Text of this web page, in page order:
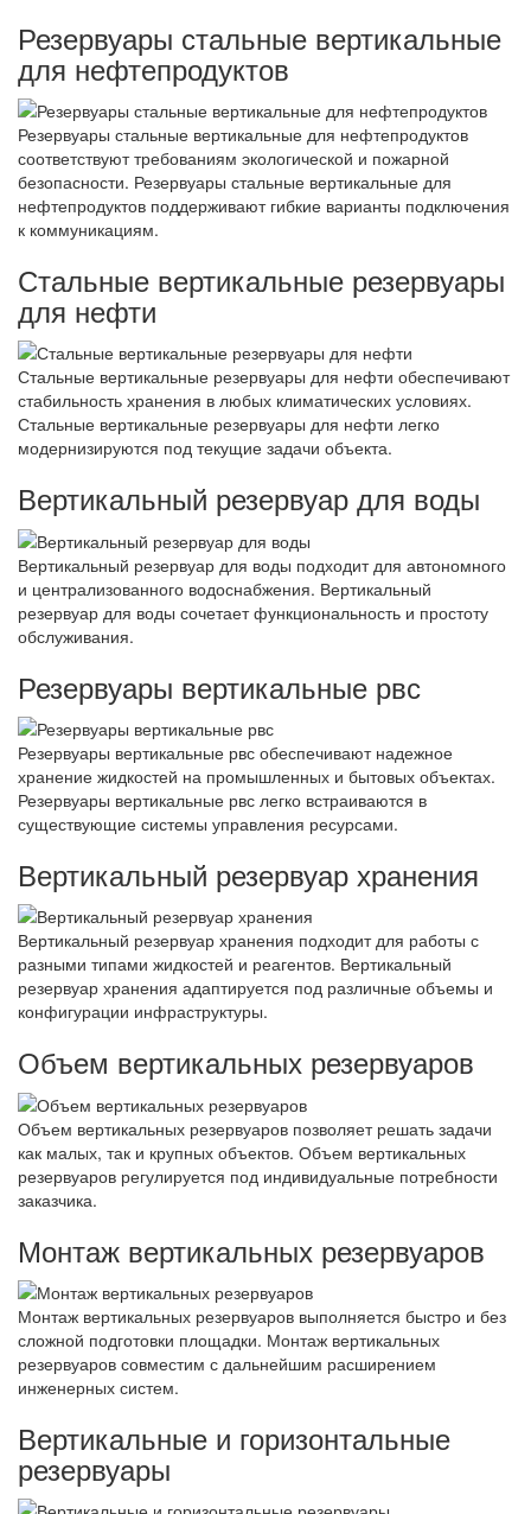
Резервуары стальные вертикальные
для нефтепродуктов
Резервуары стальные вертикальные для нефтепродуктов
соответствуют требованиям экологической и пожарной
безопасности. Резервуары стальные вертикальные для
нефтепродуктов поддерживают гибкие варианты подключения
к коммуникациям.
Стальные вертикальные резервуары
для нефти
Стальные вертикальные резервуары для нефти обеспечивают
стабильность хранения в любых климатических условиях.
Стальные вертикальные резервуары для нефти легко
модернизируются под текущие задачи объекта.
Вертикальный резервуар для воды
Вертикальный резервуар для воды подходит для автономного
и централизованного водоснабжения. Вертикальный
резервуар для воды сочетает функциональность и простоту
обслуживания.
Резервуары вертикальные рвс
Резервуары вертикальные рвс обеспечивают надежное
хранение жидкостей на промышленных и бытовых объектах.
Резервуары вертикальные рвс легко встраиваются в
существующие системы управления ресурсами.
Вертикальный резервуар хранения
Вертикальный резервуар хранения подходит для работы с
разными типами жидкостей и реагентов. Вертикальный
резервуар хранения адаптируется под различные объемы и
конфигурации инфраструктуры.
Объем вертикальных резервуаров
Объем вертикальных резервуаров позволяет решать задачи
как малых, так и крупных объектов. Объем вертикальных
резервуаров регулируется под индивидуальные потребности
заказчика.
Монтаж вертикальных резервуаров
Монтаж вертикальных резервуаров выполняется быстро и без
сложной подготовки площадки. Монтаж вертикальных
резервуаров совместим с дальнейшим расширением
инженерных систем.
Вертикальные и горизонтальные
резервуары